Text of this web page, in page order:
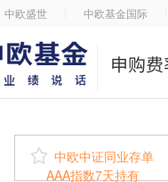
中欧盛世 中欧基金国际
 中欧中证同业存单
AAA指数7天持有